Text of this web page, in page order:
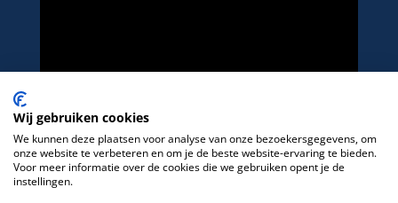
Wij gebruiken cookies
We kunnen deze plaatsen voor analyse van onze bezoekersgegevens, om
onze website te verbeteren en om je de beste website-ervaring te bieden.
Voor meer informatie over de cookies die we gebruiken opent je de
instellingen.